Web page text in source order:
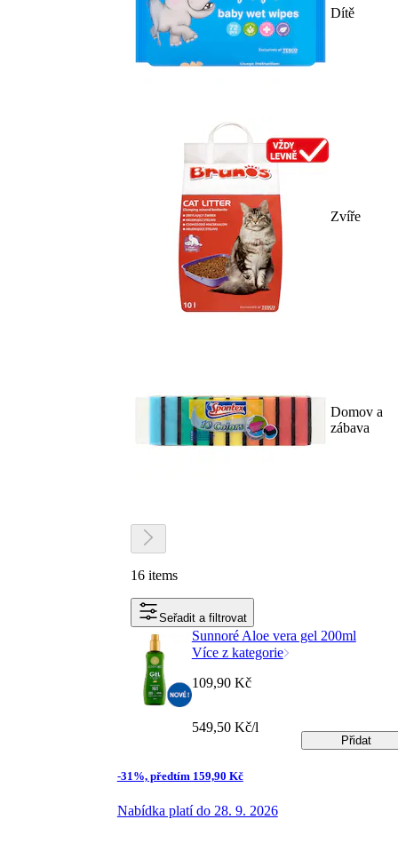
Dítě
Zvíře
Domov a
zábava
16 items
Seřadit a filtrovat
Sunnoré Aloe vera gel 200ml
Více z kategorie
-31%, předtím 159,90 Kč
Nabídka platí do 28. 9. 2026
109,90 Kč
549,50 Kč/l
Přidat